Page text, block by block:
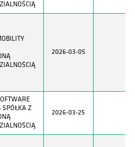
2026-03-05
SPÓŁKA Z
2026-03-25